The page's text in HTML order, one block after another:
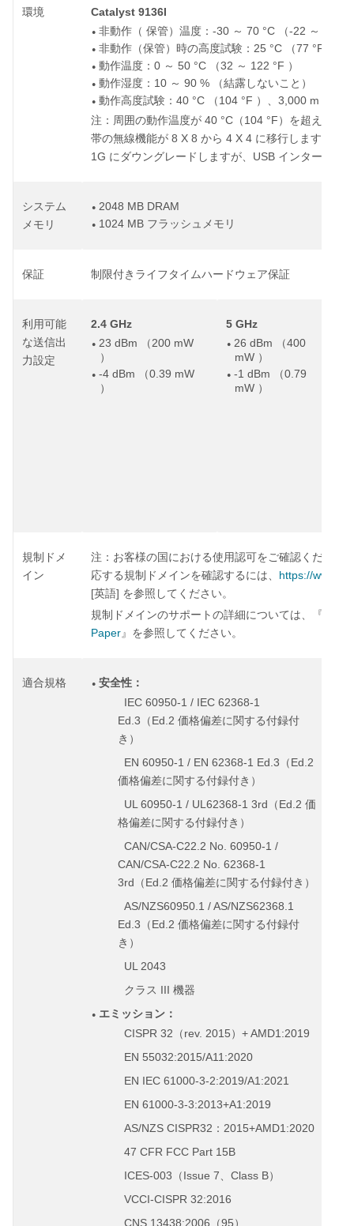
環境 Catalyst 9136I
● 非動作（ 保管）温度： -30 ～ 70 °C （-22 ～
● 非動作（保管）時の高度試験： 25 °C （77 °F
● 動作温度： 0 ～ 50 °C （32 ～ 122 °F ）
● 動作湿度： 10 ～ 90 % （結露しないこと）
● 動作高度試験： 40 °C （ 104 °F ）、 3,000 m
注： 周囲の動作温度が 40 °C （ 104 °F ）を超えると
帯の無線機能が 8 X 8 から 4 X 4 に移行します。イ
1G にダウングレードしますが、 USB インターフェ
システム
メモリ
● 2048 MB DRAM
● 1024 MB フラッシュメモリ
保証 制限付きライフタイムハードウェア保証
利用可能
な送信出
力設定
2.4 GHz
● 23 dBm （200 mW
）
● -4 dBm （0.39 mW
）
5 GHz
● 26 dBm （400
mW ）
● -1 dBm （0.79
mW ）
規制ドメ
イン
注： お客様の国における使用認可をご確認ください
応する規制ドメインを確認するには、 https://
[英語] を参照してください。
規制ドメインのサポートの詳細については、『
Paper』を参照してください。
適合規格 ● 安全性：
IEC 60950-1 / IEC 62368-1
Ed.3 （ Ed.2 価格偏差に関する付録付
き）
EN 60950-1 / EN 62368-1 Ed.3 （ Ed.2
価格偏差に関する付録付き）
UL 60950-1 / UL62368-1 3rd （ Ed.2 価
格偏差に関する付録付き）
CAN/CSA-C22.2 No. 60950-1 /
CAN/CSA-C22.2 No. 62368-1
3rd （ Ed.2 価格偏差に関する付録付き）
AS/NZS60950.1 / AS/NZS62368.1
Ed.3 （ Ed.2 価格偏差に関する付録付
き）
UL 2043
クラス III 機器
● エミッション：
CISPR 32 （ rev. 2015 ） + AMD1:2019
EN 55032:2015/A11:2020
EN IEC 61000-3-2:2019/A1:2021
EN 61000-3-3:2013+A1:2019
AS/NZS CISPR32 ： 2015+AMD1:2020
47 CFR FCC Part 15B
ICES-003 （ Issue 7 Class B）
VCCI-CISPR 32:2016
CNS 13438:2006 （95 ）